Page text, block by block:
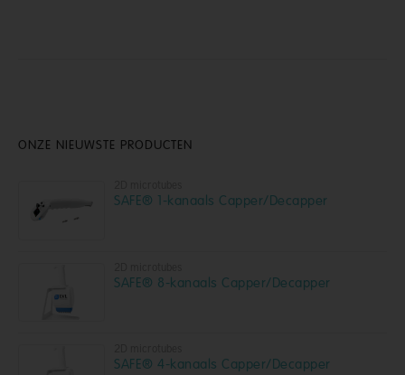
ONZE NIEUWSTE PRODUCTEN
SAFE® 1-kanaals Capper/Decapper
SAFE® 8-kanaals Capper/Decapper
SAFE® 4-kanaals Capper/Decapper